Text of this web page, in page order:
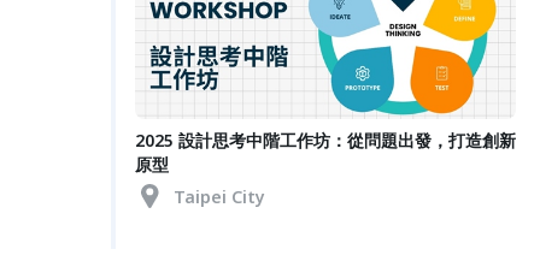
2025 設計思考中階工作坊：從問題出發，打造創新
原型
Taipei City